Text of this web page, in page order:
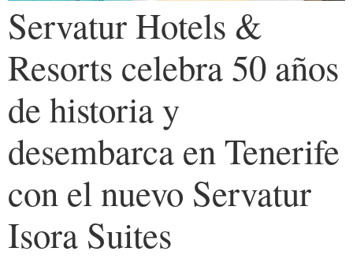
Servatur Hotels &
Resorts celebra 50 años
de historia y
desembarca en Tenerife
con el nuevo Servatur
Isora Suites